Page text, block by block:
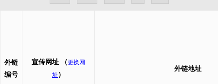
外链
编号
宣传网址 （更换网
址 ）
外链地址